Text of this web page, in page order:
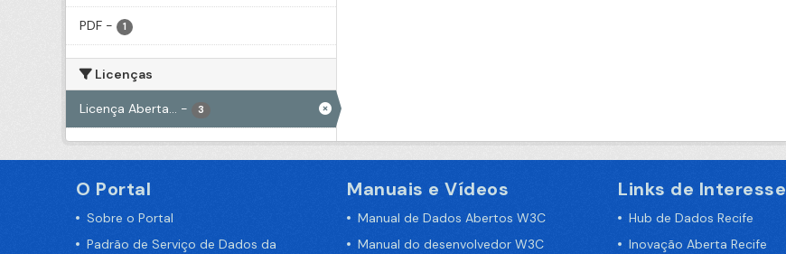
PDF - 1
Licenças
Licença Aberta... - 3
O Portal
Sobre o Portal
Padrão de Serviço de Dados da
Manuais e Vídeos
Manual de Dados Abertos W3C
Manual do desenvolvedor W3C
Links de Interesse
Hub de Dados Recife
Inovação Aberta Recife